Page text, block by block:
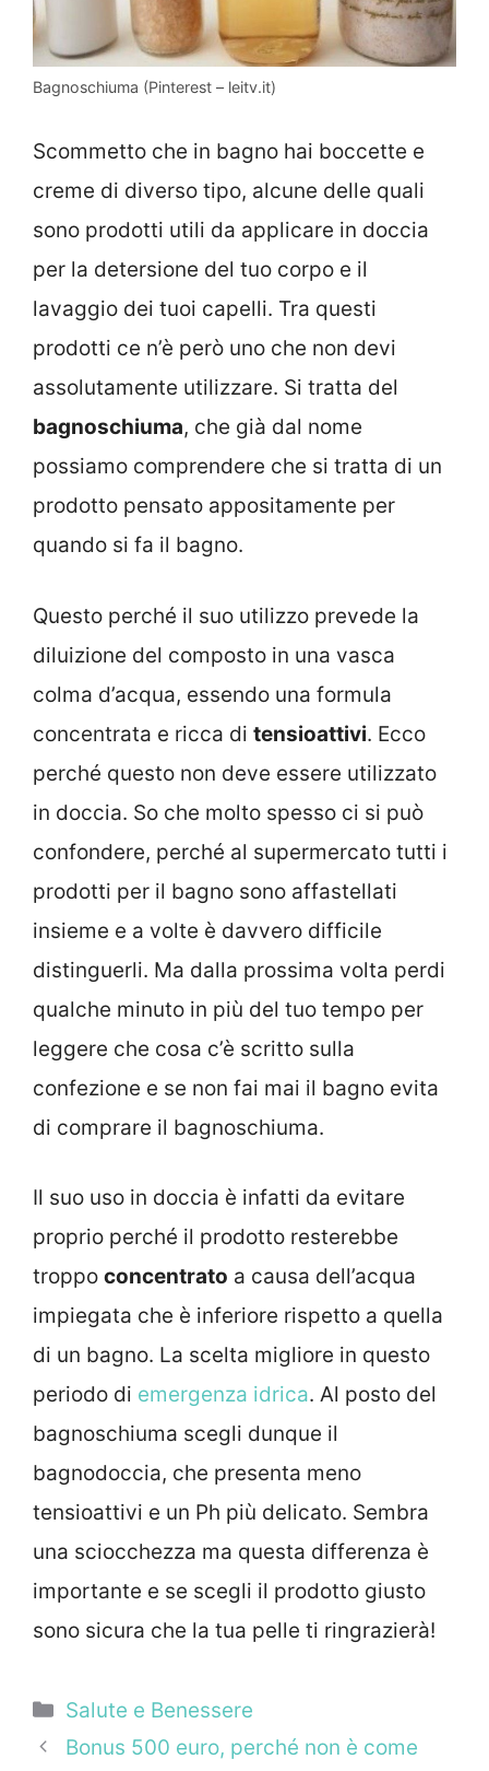
Bagnoschiuma (Pinterest – leitv.it)
Scommetto che in bagno hai boccette e
creme di diverso tipo, alcune delle quali
sono prodotti utili da applicare in doccia
per la detersione del tuo corpo e il
lavaggio dei tuoi capelli. Tra questi
prodotti ce n’è però uno che non devi
assolutamente utilizzare. Si tratta del
bagnoschiuma, che già dal nome
possiamo comprendere che si tratta di un
prodotto pensato appositamente per
quando si fa il bagno.
Questo perché il suo utilizzo prevede la
diluizione del composto in una vasca
colma d’acqua, essendo una formula
concentrata e ricca di tensioattivi. Ecco
perché questo non deve essere utilizzato
in doccia. So che molto spesso ci si può
confondere, perché al supermercato tutti i
prodotti per il bagno sono affastellati
insieme e a volte è davvero difficile
distinguerli. Ma dalla prossima volta perdi
qualche minuto in più del tuo tempo per
leggere che cosa c’è scritto sulla
confezione e se non fai mai il bagno evita
di comprare il bagnoschiuma.
Il suo uso in doccia è infatti da evitare
proprio perché il prodotto resterebbe
troppo concentrato a causa dell’acqua
impiegata che è inferiore rispetto a quella
di un bagno. La scelta migliore in questo
periodo di emergenza idrica. Al posto del
bagnoschiuma scegli dunque il
bagnodoccia, che presenta meno
tensioattivi e un Ph più delicato. Sembra
una sciocchezza ma questa differenza è
importante e se scegli il prodotto giusto
sono sicura che la tua pelle ti ringrazierà!
Categorie
Salute e Benessere
Bonus 500 euro, perché non è come